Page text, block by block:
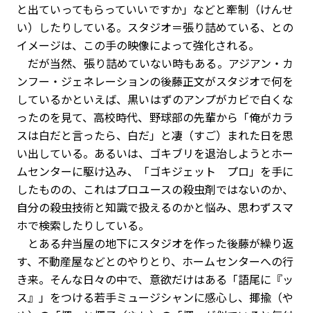
と出ていってもらっていいですか」などと牽制（けんせ
い）したりしている。スタジオ＝張り詰めている、との
イメージは、この手の映像によって強化される。
だが当然、張り詰めていない時もある。アジアン・カ
ンフー・ジェネレーションの後藤正文がスタジオで何を
しているかといえば、黒いはずのアンプがカビで白くな
ったのを見て、高校時代、野球部の先輩から「俺がカラ
スは白だと言ったら、白だ」と凄（すご）まれた日を思
い出している。あるいは、ゴキブリを退治しようとホー
ムセンターに駆け込み、「ゴキジェット プロ」を手に
したものの、これはプロユースの殺虫剤ではないのか、
自分の殺虫技術と知識で扱えるのかと悩み、思わずスマ
ホで検索したりしている。
とある弁当屋の地下にスタジオを作った後藤が繰り返
す、不動産屋などとのやりとり、ホームセンターへの行
き来。そんな日々の中で、意欲だけはある「語尾に『ッ
ス』」をつける若手ミュージシャンに感心し、揶揄（や